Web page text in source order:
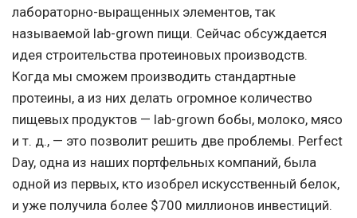
лабораторно-выращенных элементов, так
называемой lab-grown пищи. Сейчас обсуждается
идея строительства протеиновых производств.
Когда мы сможем производить стандартные
протеины, а из них делать огромное количество
пищевых продуктов — lab-grown бобы, молоко, мясо
и т. д., — это позволит решить две проблемы. Perfect
Day, одна из наших портфельных компаний, была
одной из первых, кто изобрел искусственный белок,
и уже получила более $700 миллионов инвестиций.